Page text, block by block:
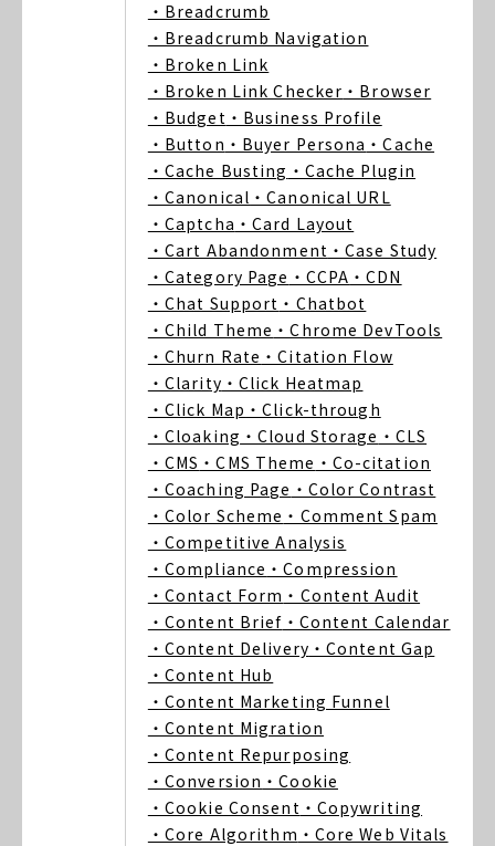
・Breadcrumb
・Breadcrumb Navigation
・Broken Link
・Broken Link Checker ・Browser
・Budget ・Business Profile
・Button ・Buyer Persona ・Cache
・Cache Busting ・Cache Plugin
・Canonical ・Canonical URL
・Captcha ・Card Layout
・Cart Abandonment ・Case Study
・Category Page ・CCPA ・CDN
・Chat Support ・Chatbot
・Child Theme ・Chrome DevTools
・Churn Rate ・Citation Flow
・Clarity ・Click Heatmap
・Click Map ・Click-through
・Cloaking ・Cloud Storage ・CLS
・CMS ・CMS Theme ・Co-citation
・Coaching Page ・Color Contrast
・Color Scheme ・Comment Spam
・Competitive Analysis
・Compliance ・Compression
・Contact Form ・Content Audit
・Content Brief ・Content Calendar
・Content Delivery ・Content Gap
・Content Hub
・Content Marketing Funnel
・Content Migration
・Content Repurposing
・Conversion ・Cookie
・Cookie Consent ・Copywriting
・Core Algorithm ・Core Web Vitals